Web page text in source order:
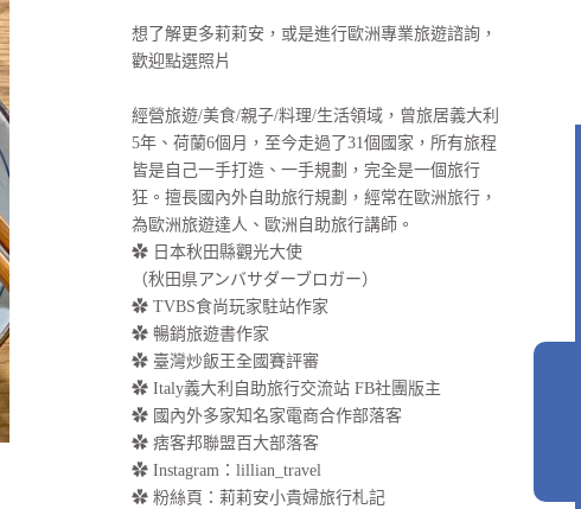
想了解更多莉莉安，或是進行歐洲專業旅遊諮詢，
歡迎點選照片
經營旅遊/美食/親子/料理/生活領域，曾旅居義大利
5年、荷蘭6個月，至今走過了31個國家，所有旅程
皆是自己一手打造、一手規劃，完全是一個旅行
狂。擅長國內外自助旅行規劃，經常在歐洲旅行，
為歐洲旅遊達人、歐洲自助旅行講師。
✿ 日本秋田縣觀光大使
（秋田県アンバサダーブロガー）
✿ TVBS食尚玩家駐站作家
✿ 暢銷旅遊書作家
✿ 臺灣炒飯王全國賽評審
✿ Italy義大利自助旅行交流站 FB社團版主
✿ 國內外多家知名家電商合作部落客
✿ 痞客邦聯盟百大部落客
✿Instagram：lillian_travel
✿粉絲頁：莉莉安小貴婦旅行札記